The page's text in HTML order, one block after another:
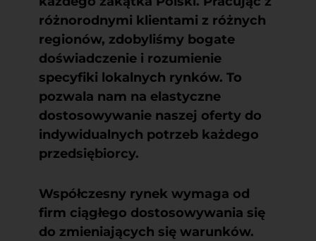
różnorodnymi klientami z różnych
regionów, zdobyliśmy bogate
doświadczenie i rozumienie
specyfiki lokalnych rynków. To
pozwala nam na elastyczne
dostosowywanie naszej oferty do
indywidualnych potrzeb każdego
przedsiębiorcy.
Współczesny rynek wymaga od
firm ciągłego dostosowywania się
do zmieniających się warunków.